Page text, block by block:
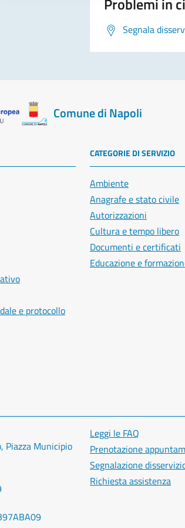
Segnala
Comune di Napoli
e protocollo
CATEGORIE DI SERVIZIO
Ambiente
Anagrafe e stato civile
Autorizzazioni
Cultura e tempo libero
Documenti e certificati
Educazione e
Piazza Municipio
Leggi le FAQ
Prenotazione
Segnalazione
Richiesta assistenza